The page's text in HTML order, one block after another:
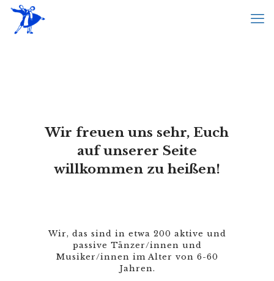
Wir freuen uns sehr, Euch
auf unserer Seite
willkommen zu heißen!
Wir, das sind in etwa 200 aktive und
passive Tänzer/innen und
Musiker/innen im Alter von 6-60
Jahren.